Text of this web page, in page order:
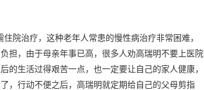
院治疗，这种老年人常患的慢性病治疗非常困难，
担，由于母亲年事已高，很多人劝高瑞明不要上医院
的生活过得艰苦一点，也一定要让自己的家人健康，
，行动不便之后，高瑞明就定期给自己的父母剪指